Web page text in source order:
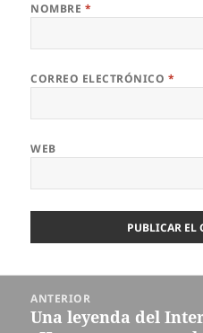
NOMBRE *
CORREO ELECTRÓNICO *
WEB
entradas
ANTERIOR
Entrada
Una leyenda del